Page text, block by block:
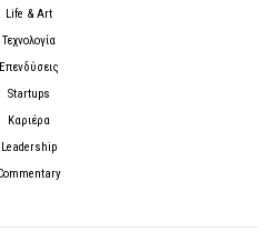
Life & Art
Τεχνολογία
Επενδύσεις
Startups
Καριέρα
Leadership